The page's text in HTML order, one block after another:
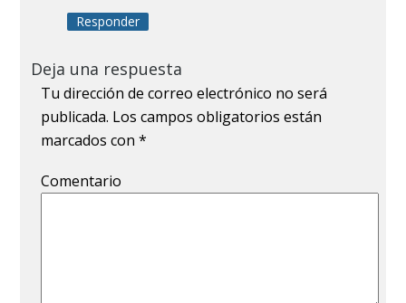
Responder
Deja una respuesta
Tu dirección de correo electrónico no será
publicada. Los campos obligatorios están
marcados con*
Comentario